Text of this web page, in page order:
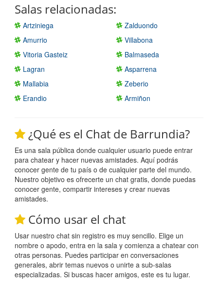
Salas relacionadas:
Artziniega
Zalduondo
Amurrio
Villabona
Vitoria Gasteiz
Balmaseda
Lagran
Asparrena
Mallabia
Zeberio
Erandio
Armiñon
¿Qué es el Chat de Barrundia?
Es una sala pública donde cualquier usuario puede entrar
para chatear y hacer nuevas amistades. Aquí podrás
conocer gente de tu país o de cualquier parte del mundo.
Nuestro objetivo es ofrecerte un chat gratis, donde puedas
conocer gente, compartir intereses y crear nuevas
amistades.
Cómo usar el chat
Usar nuestro chat sin registro es muy sencillo. Elige un
nombre o apodo, entra en la sala y comienza a chatear con
otras personas. Puedes participar en conversaciones
generales, abrir temas nuevos o unirte a sub-salas
especializadas. Si buscas hacer amigos, este es tu lugar.